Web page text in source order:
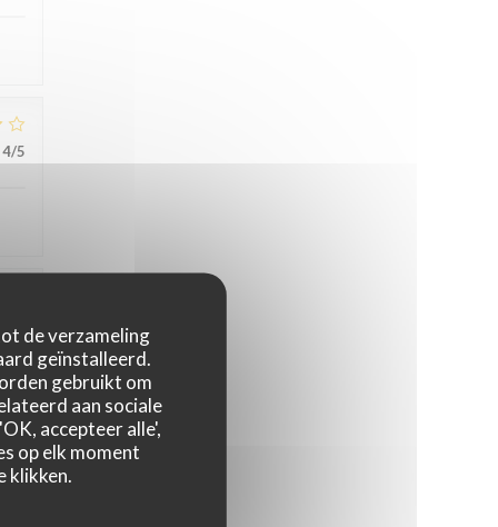
de verzameling
geïnstalleerd.
gebruikt om
aan sociale
accepteer alle',
op elk moment
klikken.
4/5
5/5